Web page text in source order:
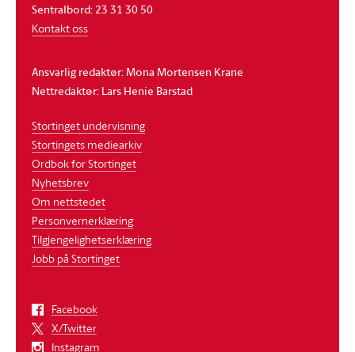
Sentralbord: 23 31 30 50
Kontakt oss
Ansvarlig redaktør: Mona Mortensen Krane
Nettredaktør: Lars Henie Barstad
Stortinget undervisning
Stortingets mediearkiv
Ordbok for Stortinget
Nyhetsbrev
Om nettstedet
Personvernerklæring
Tilgjengelighetserklæring
Jobb på Stortinget
Facebook
X/Twitter
Instagram